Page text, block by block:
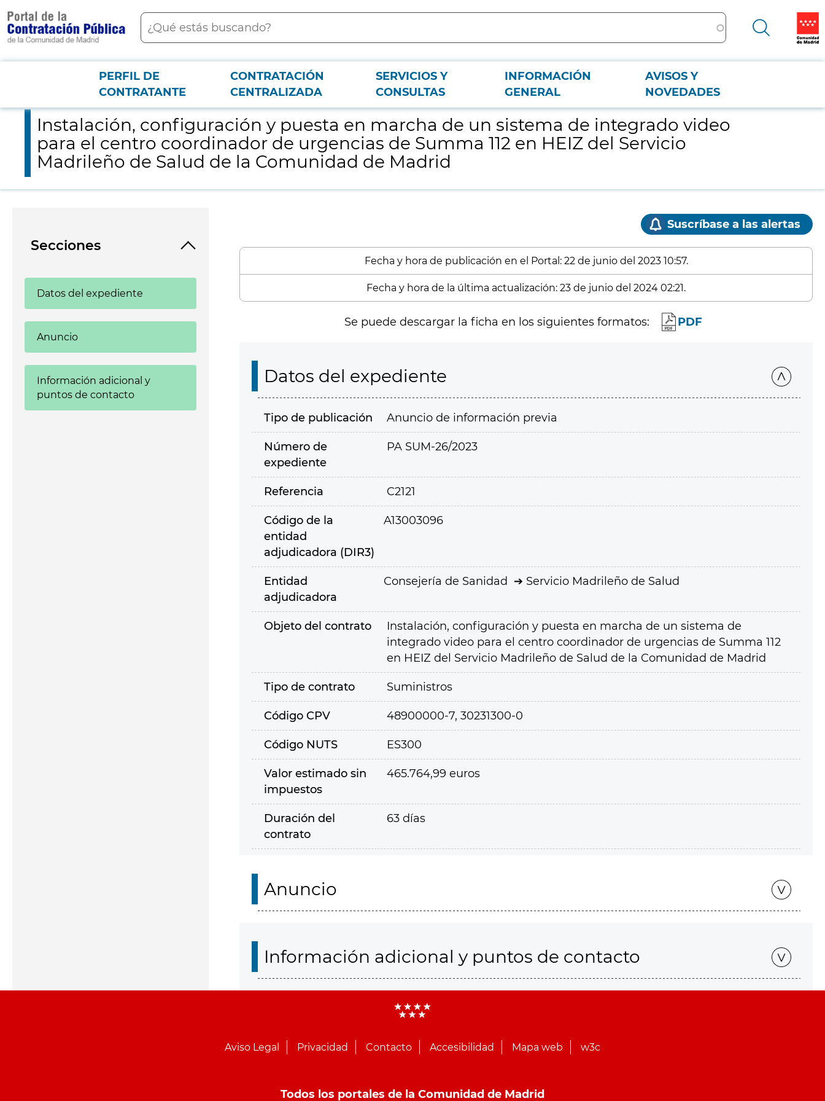
contenido
principal
Buscar
Menú PCON
PERFIL DE
CONTRATANTE
CONTRATACIÓN
CENTRALIZADA
SERVICIOS Y
CONSULTAS
INFORMACIÓN
GENERAL
AVISOS Y
NOVEDADES
Instalación, configuración y puesta en marcha de un sistema de integrado video para el centro coordinador de urgencias de Summa 112 en HEIZ del Servicio Madrileño de Salud de la Comunidad de Madrid
Instalación, configuración y puesta en marcha de un sistema de integrado video
para el centro coordinador de urgencias de Summa 112 en HEIZ del Servicio
Madrileño de Salud de la Comunidad de Madrid
Secciones
Datos del expediente
Anuncio
Información adicional y
puntos de contacto
Suscríbase a las alertas
Fecha y hora de publicación en el Portal: 22 de junio del 2023 10:57.
Fecha y hora de la última actualización: 23 de junio del 2024 02:21.
Se puede descargar la ficha en los siguientes formatos: PDF
Datos del expediente
Tipo de publicación Anuncio de información previa
Número de
expediente
PA SUM-26/2023
Referencia C2121
Código de la
entidad
adjudicadora (DIR3)
A13003096
Entidad
adjudicadora
Consejería de Sanidad Servicio Madrileño de Salud
Objeto del contrato
Instalación, configuración y puesta en marcha de un sistema de
integrado video para el centro coordinador de urgencias de Summa 112
en HEIZ del Servicio Madrileño de Salud de la Comunidad de Madrid
Tipo de contrato Suministros
Código CPV 48900000-7, 30231300-0
Código NUTS ES300
Valor estimado sin
impuestos
465.764,99 euros
Duración del
contrato
63 días
Anuncio
Información adicional y puntos de contacto
Aviso Legal Privacidad Contacto Accesibilidad Mapa web w3c
Todos los portales de la Comunidad de Madrid